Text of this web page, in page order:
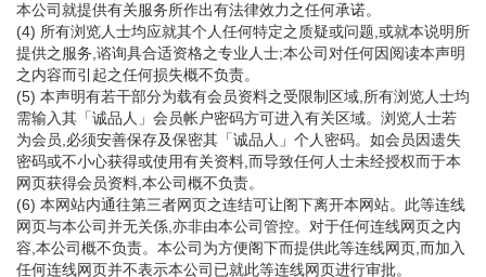
本公司就提供有关服务所作出有法律效力之任何承诺。
(4) 所有浏览人士均应就其个人任何特定之质疑或问题,或就本说明所
提供之服务,谘询具合适资格之专业人士;本公司对任何因阅读本声明
之内容而引起之任何损失概不负责。
(5) 本声明有若干部分为载有会员资料之受限制区域,所有浏览人士均
需输入其「诚品人」会员帐户密码方可进入有关区域。浏览人士若
为会员,必须安善保存及保密其「诚品人」个人密码。如会员因遗失
密码或不小心获得或使用有关资料,而导致任何人士未经授权而于本
网页获得会员资料,本公司概不负责。
(6) 本网站内通往第三者网页之连结可让阁下离开本网站。此等连线
网页与本公司并无关係,亦非由本公司管控。对于任何连线网页之内
容,本公司概不负责。本公司为方便阁下而提供此等连线网页,而加入
任何连线网页并不表示本公司已就此等连线网页进行审批。